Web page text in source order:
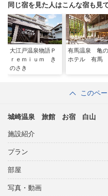
同じ宿を見た人はこんな宿も見
大江戸温泉物語Ｐ
ｒｅｍｉｕｍ き
のさき
有馬温泉 亀
ホテル 有馬
このペ
城崎温泉 旅館 お宿 白山
施設紹介
プラン
部屋
写真・動画